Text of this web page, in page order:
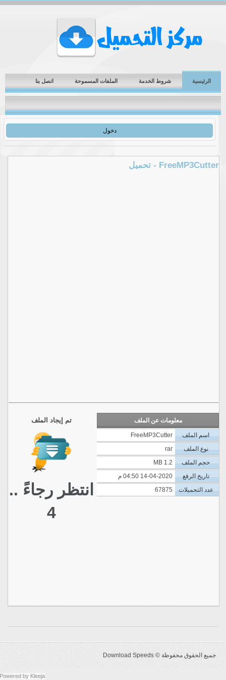
الرئيسية شروط الخدمة الملفات المسموحة اتصل بنا
دخول
FreeMP3Cutter - تحميل
معلومات عن الملف
اسم الملف
FreeMP3Cutter
نوع الملف
rar
حجم الملف
1.2 MB
تاريخ الرفع
14-04-2020 04:50 م
عدد التحميلات
67875
تم إيجاد الملف
انتظر رجاءً ..
4
جميع الحقوق محفوظة ©Download Speeds
Powered byKleeja